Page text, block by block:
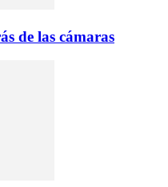
de las cámaras